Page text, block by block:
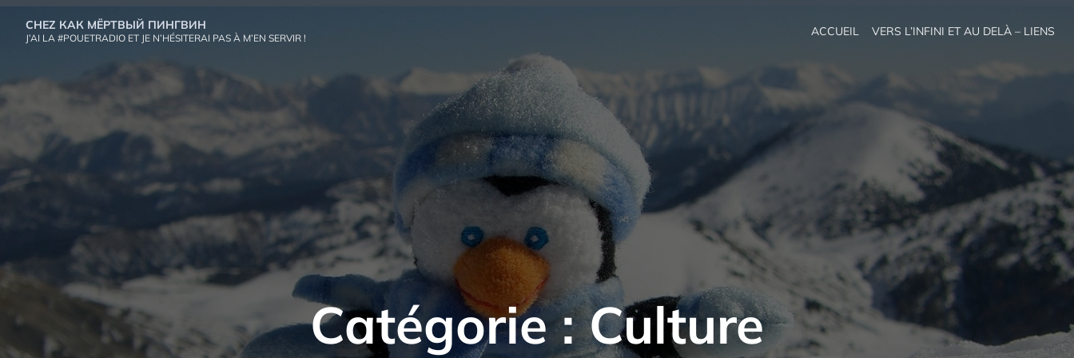
CHEZ КАК МЁРТВЫЙ ПИНГВИН
J’AI LA #POUETRADIO ET JE N’HÉSITERAI PAS À M’EN SERVIR ! ACCUEIL VERS L’INFINI ET AU DELÀ – LIENS
Catégorie :Culture